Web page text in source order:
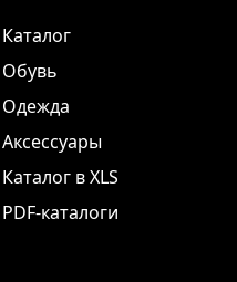
Каталог
Обувь
Одежда
Аксессуары
Каталог в XLS
PDF-каталоги